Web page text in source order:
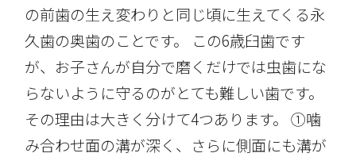
の前歯の生え変わりと同じ頃に生えてくる永
久歯の奥歯のことです。 この6歳臼歯です
が、お子さんが自分で磨くだけでは虫歯にな
らないように守るのがとても難しい歯です。
その理由は大きく分けて4つあります。 ①噛
み合わせ面の溝が深く、さらに側面にも溝が